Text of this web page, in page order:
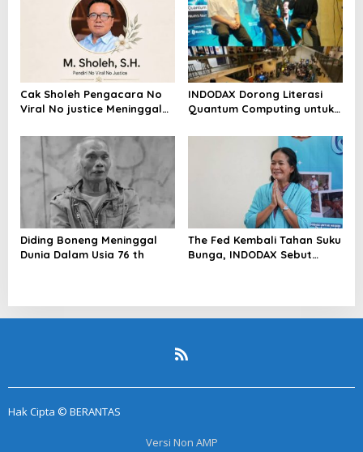
Cak Sholeh Pengacara No
Viral No justice Meninggal
INDODAX Dorong Literasi
Quantum Computing untuk
Blockchain
Diding Boneng Meninggal
Dunia Dalam Usia 76 th
The Fed Kembali Tahan Suku
Bunga, INDODAX Sebut
Hak Cipta © BERANTAS
Versi Non AMP